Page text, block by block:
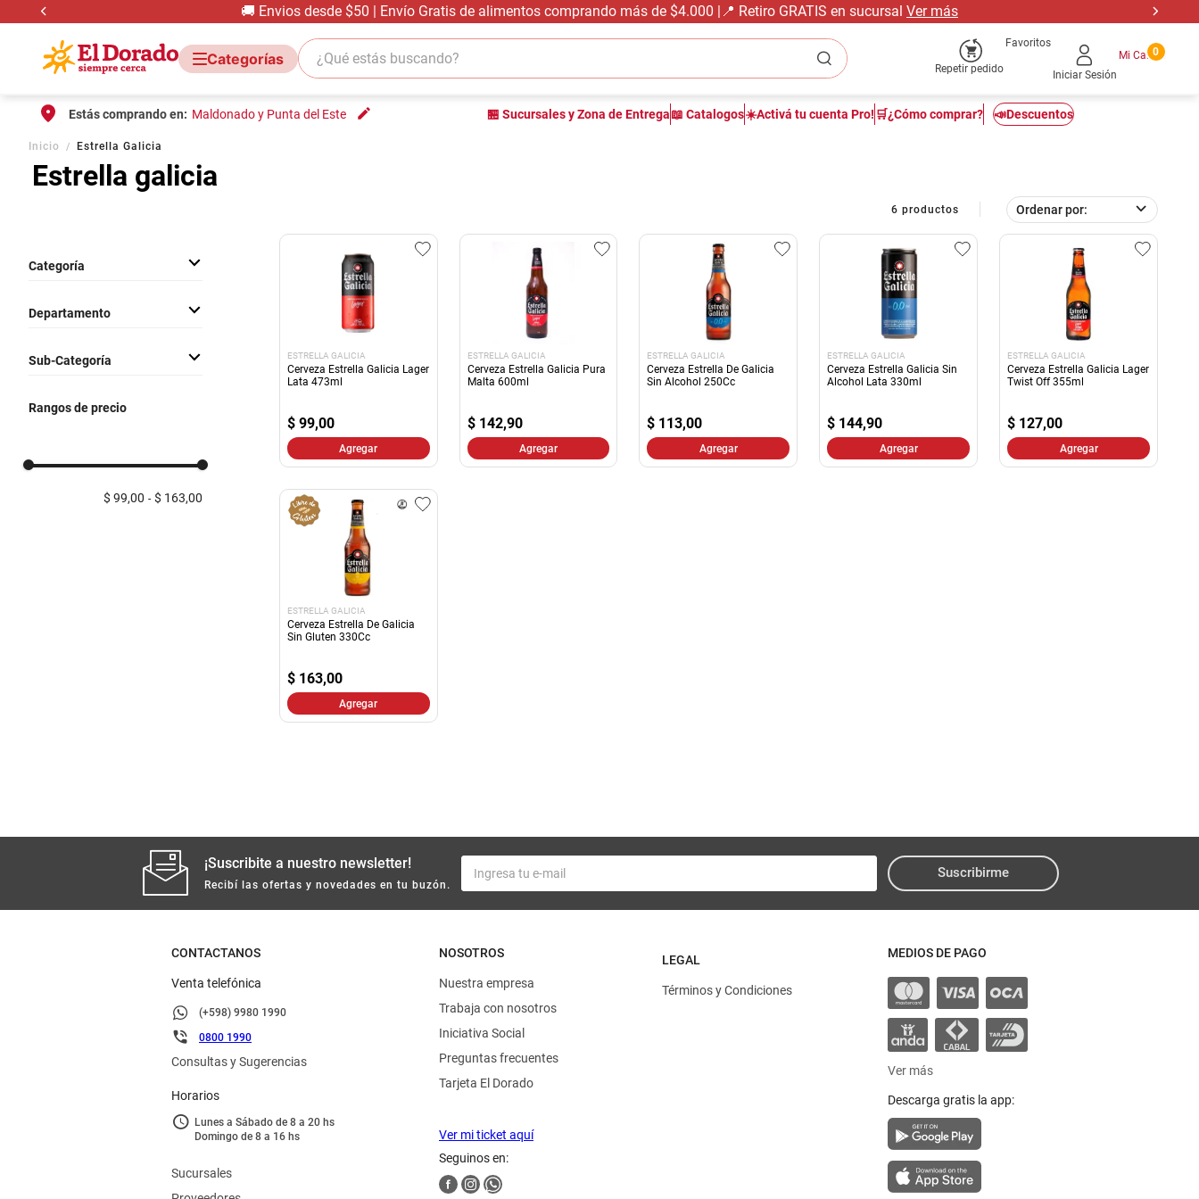
🚚 Envios desde $50 | Envío Gratis de alimentos comprando más de $4.000 |📍 Retiro GRATIS en sucursal Ver más
¿Qué estás buscando?
Repetir pedido
Favoritos
Iniciar Sesión
0
Estás comprando en: Maldonado y Punta del Este 🏪 Sucursales y Zona de Entrega📖 Catalogos☀️Activá tu cuenta Pro! 🛒¿Cómo comprar? 📣Descuentos
Inicio Estrella Galicia
Estrella galicia
6 productos Ordenar por
Departamento
Categoría
Bebidas Sin Alcohol
Sub-Categoría
Cervezas Sin Alcohol y
Rangos de precio
$ 99,00 $ 163,00
ESTRELLA GALICIA
Cerveza Estrella Galicia Lager
Lata 473ml
$ 99,00
Agregar
ESTRELLA GALICIA
Cerveza Estrella Galicia Pura
Malta 600ml
$ 142,90
Agregar
ESTRELLA GALICIA
Cerveza Estrella De Galicia
Sin Alcohol 250Cc
$ 113,00
Agregar
ESTRELLA GALICIA
Cerveza Estrella Galicia Sin
Alcohol Lata 330ml
$ 144,90
Agregar
ESTRELLA GALICIA
Cerveza Estrella Galicia Lager
Twist Off 355ml
$ 127,00
Agregar
ESTRELLA GALICIA
Cerveza Estrella De Galicia
Sin Gluten 330Cc
$ 163,00
Agregar
¡Suscribite a nuestro newsletter!
Recibí las ofertas y novedades en tu buzón.
Suscribirme
CONTACTANOS
Venta telefónica
(+598) 9980 1990
0800 1990
Consultas y Sugerencias
Horarios
Lunes a Sábado de 8 a 20 hs
Domingo de 8 a 16 hs
Sucursales
NOSOTROS
Nuestra empresa
Trabaja con nosotros
Iniciativa Social
Preguntas frecuentes
Tarjeta El Dorado
Ver mi ticket aquí
Seguinos en:
LEGAL
Términos y Condiciones
MEDIOS DE PAGO
Ver más
Descarga gratis la app:
1. carne carnicería
5
bondiola
arroz